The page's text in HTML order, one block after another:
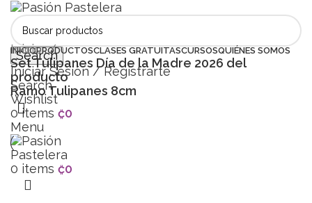
Search
Iniciar Sesión / Registrarte
Search
Wishlist
0items ₡0
Menu
0 items ₡0
INICIOPRODUCTOSCLASES GRATUITASCURSOSQUIÉNES SOMOS
Inicio
Set Tulipanes Día de la Madre 2026 del
producto
Ramo Tulipanes 8cm